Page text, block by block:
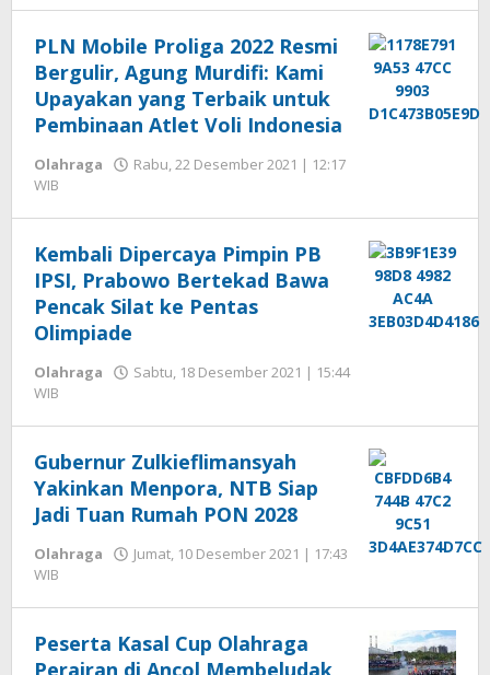
Seprihadi
PLN Mobile Proliga 2022 Resmi
Bergulir, Agung Murdifi: Kami
Upayakan yang Terbaik untuk
Pembinaan Atlet Voli Indonesia
Olahraga
Rabu, 22 Desember 2021 | 12:17
WIB
Seprihadi
Kembali Dipercaya Pimpin PB
IPSI, Prabowo Bertekad Bawa
Pencak Silat ke Pentas
Olimpiade
Olahraga
Sabtu, 18 Desember 2021 | 15:44
WIB
Seprihadi
Gubernur Zulkieflimansyah
Yakinkan Menpora, NTB Siap
Jadi Tuan Rumah PON 2028
Olahraga
Jumat, 10 Desember 2021 | 17:43
WIB
Seprihadi
Peserta Kasal Cup Olahraga
Perairan di Ancol Membeludak